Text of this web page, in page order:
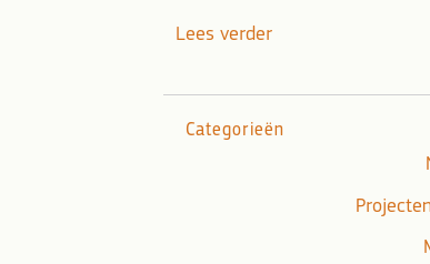
Lees verder
Categorieën